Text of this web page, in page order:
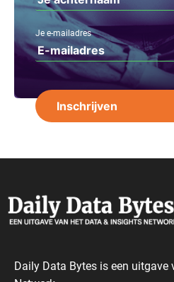
Je e-mailadres
Daily Data Bytes is een uitgave